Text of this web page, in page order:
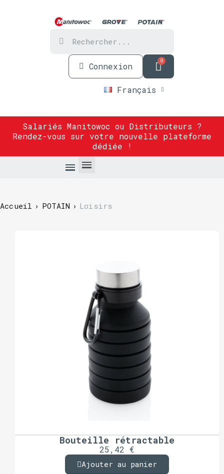
Connexion
Français
Salariés Manitowoc ou Distributeurs ?
Rendez-vous sur votre nouvelle plateforme
dédiée !
Accueil POTAIN Loisirs
Bouteille rétractable
25,42 €
Ajouter au panier